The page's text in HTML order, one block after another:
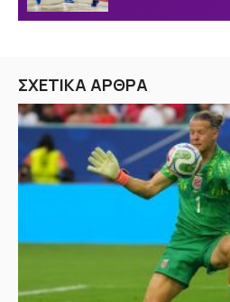
ΣΧΕΤΙΚΑ ΑΡΘΡΑ